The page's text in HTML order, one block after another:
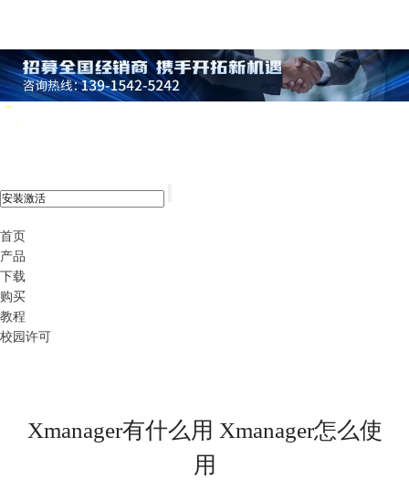
首页
产品
下载
购买
教程
校园许可
Xmanager有什么用 Xmanager怎么使
用